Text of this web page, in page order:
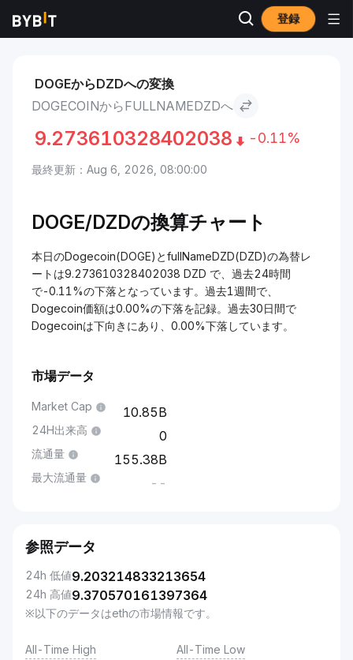
登録
市場 Dogecoin 価格 DOGE Dogecoin to fullNameDZD
DOGEからDZDへの変換
DOGECOINからFULLNAMEDZDへ
9.273610328402038 -0.11%
最終更新：Aug 6, 2026, 08:00:00
DOGE/DZDの換算チャート
本日のDogecoin(DOGE)とfullNameDZD(DZD)の為替レ
ートは9.273610328402038 DZD で、過去24時間
で-0.11%の下落となっています。過去1週間で、
Dogecoin価額は0.00%の下落を記録。過去30日間で
Dogecoinは下向きにあり、0.00%下落しています。
市場データ
Market Cap 10.85B
24H出来高 0
流通量 155.38B
最大流通量 --
参照データ
24h 低値9.203214833213654
24h 高値9.370570161397364
※以下のデータはethの市場情報です。
All-Time High All-Time Low